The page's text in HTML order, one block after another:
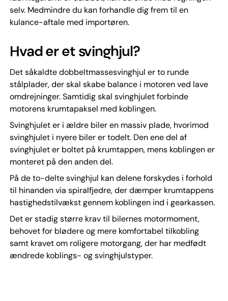
selv. Medmindre du kan forhandle dig frem til en
kulance-aftale med importøren.
Hvad er et svinghjul?
Det såkaldte dobbeltmassesvinghjul er to runde
stålplader, der skal skabe balance i motoren ved lave
omdrejninger. Samtidig skal svinghjulet forbinde
motorens krumtapaksel med koblingen.
Svinghjulet er i ældre biler en massiv plade, hvorimod
svinghjulet i nyere biler er todelt. Den ene del af
svinghjulet er boltet på krumtappen, mens koblingen er
monteret på den anden del.
På de to-delte svinghjul kan delene forskydes i forhold
til hinanden via spiralfjedre, der dæmper krumtappens
hastighedstilvækst gennem koblingen ind i gearkassen.
Det er stadig større krav til bilernes motormoment,
behovet for blødere og mere komfortabel tilkobling
samt kravet om roligere motorgang, der har medfødt
ændrede koblings- og svinghjulstyper.